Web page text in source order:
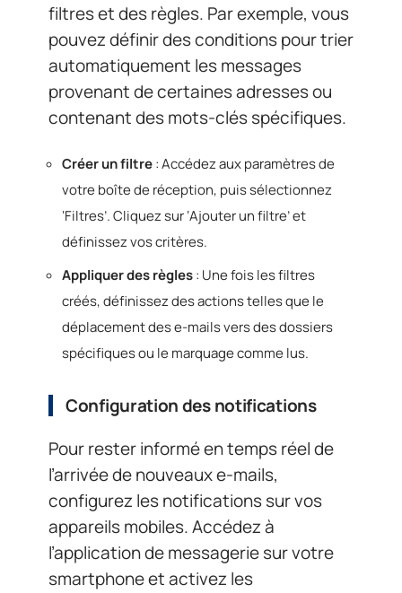
filtres et des règles. Par exemple, vous
pouvez définir des conditions pour trier
automatiquement les messages
provenant de certaines adresses ou
contenant des mots-clés spécifiques.
Créer un filtre: Accédez aux paramètres de
votre boîte de réception, puis sélectionnez
‘Filtres’. Cliquez sur ‘Ajouter un filtre’ et
définissez vos critères.
Appliquer des règles: Une fois les filtres
créés, définissez des actions telles que le
déplacement des e-mails vers des dossiers
spécifiques ou le marquage comme lus.
Configuration des notifications
Pour rester informé en temps réel de
l’arrivée de nouveaux e-mails,
configurez les notifications sur vos
appareils mobiles. Accédez à
l’application de messagerie sur votre
smartphone et activez les